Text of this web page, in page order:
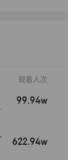
观看人次
99.94w
622.94w